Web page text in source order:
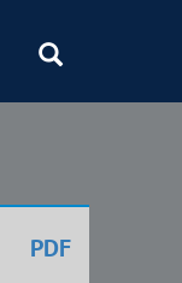
PDF